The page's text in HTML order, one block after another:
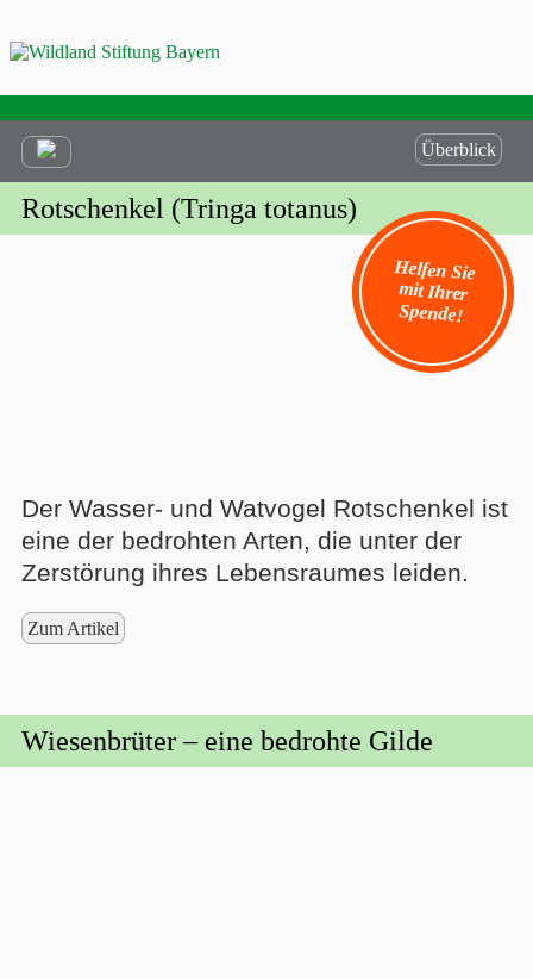
Helfen Sie
mit Ihrer
Spende!
Überblick
Rotschenkel (Tringa totanus)
Der Wasser- und Watvogel Rotschenkel ist
eine der bedrohten Arten, die unter der
Zerstörung ihres Lebensraumes leiden.
Zum Artikel
Wiesenbrüter – eine bedrohte Gilde